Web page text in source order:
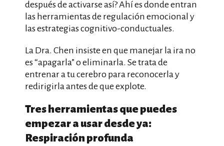
después de activarse así? Ahí es donde entran
las herramientas de regulación emocional y
las estrategias cognitivo-conductuales.
La Dra. Chen insiste en que manejar la ira no
es “apagarla” o eliminarla. Se trata de
entrenar a tu cerebro para reconocerla y
redirigirla antes de que explote.
Tres herramientas que puedes
empezar a usar desde ya:
Respiración profunda